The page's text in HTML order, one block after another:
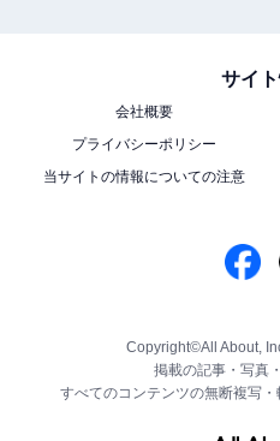
サイ
会社概要
プライバシーポリシー
当サイトの情報についての注意
Copyright©All About,
掲載の記事・写真
すべてのコンテンツの無断複写・